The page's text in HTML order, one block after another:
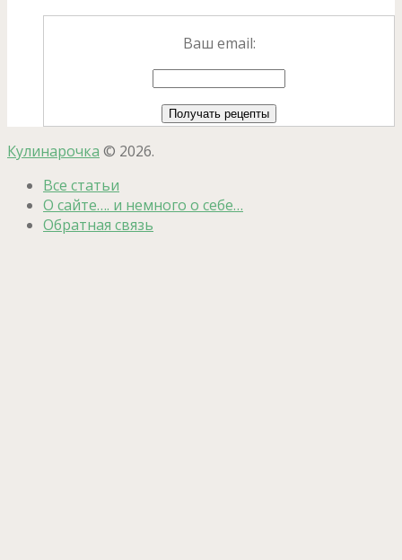
Ваш email:
Кулинарочка © 2026.
Все статьи
О сайте…. и немного о себе…
Обратная связь